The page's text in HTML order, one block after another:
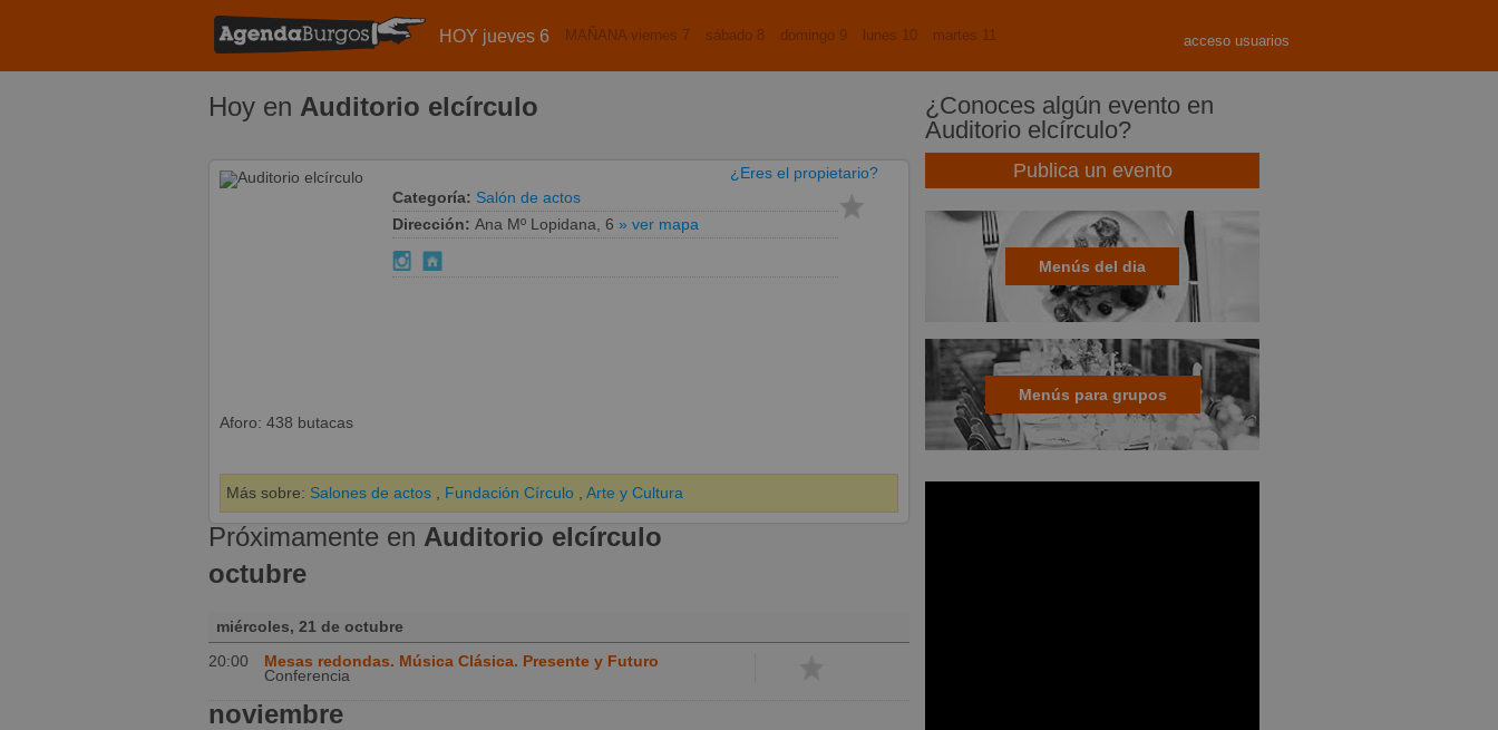
acceso usuarios
HOY jueves 6 MAÑANA viernes 7 sábado 8 domingo 9 lunes 10 martes 11
Hoy en Auditorio elcírculo
¿Eres el propietario?
Categoría: Salón de actos
Dirección: Ana Mº Lopidana, 6 » ver mapa
Aforo: 438 butacas
Más sobre: Salones de actos Fundación Círculo Arte y Cultura
Próximamente en Auditorio elcírculo
octubre
miércoles, 21 de octubre
20:00
Mesas redondas. Música Clásica. Presente y Futuro
Conferencia
noviembre
¿Conoces algún evento en
Auditorio elcírculo?
Publica un evento
Menús del dia
Menús para grupos